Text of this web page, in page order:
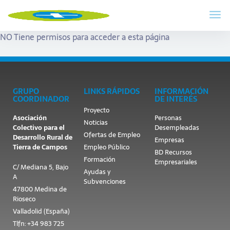
NO Tiene permisos para acceder a esta página
GRUPO
COORDINADOR
Asociación
Colectivo para el
Desarrollo Rural de
Tierra de Campos
C/ Mediana 5, Bajo
A
47800 Medina de
Rioseco
Valladolid (España)
Tlfn: +34 983 725
LINKS RÁPIDOS
Proyecto
Noticias
Ofertas de Empleo
Empleo Público
Formación
Ayudas y
Subvenciones
INFORMACIÓN
DE INTERÉS
Personas
Desempleadas
Empresas
BD Recursos
Empresariales